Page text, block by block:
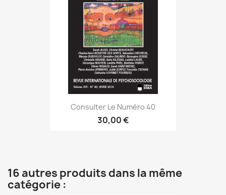
Consulter Le Numéro 40
30,00 €
16 autres produits dans la même
catégorie :